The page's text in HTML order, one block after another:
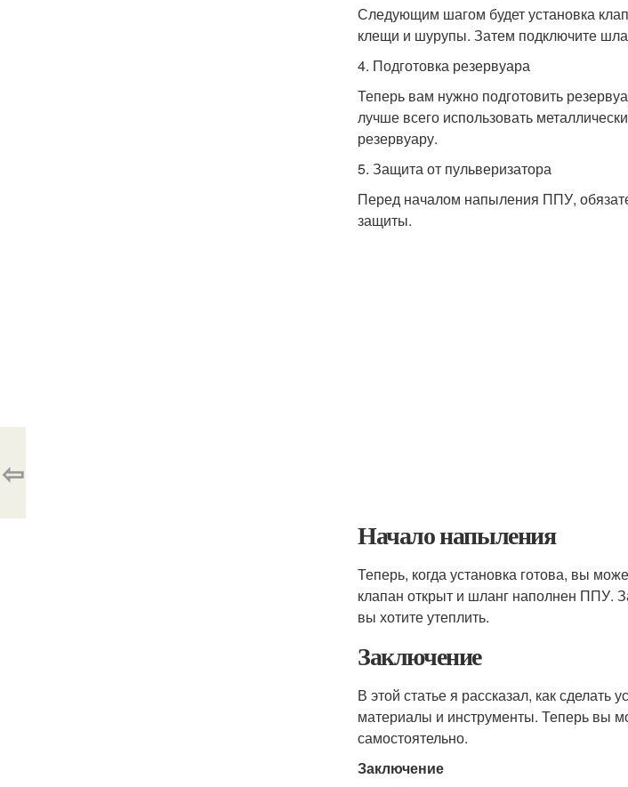
Следующим шагом будет установка
клещи и шурупы. Затем подключите
4. Подготовка резервуара
Теперь вам нужно подготовить
лучше всего использовать
резервуару.
5. Защита от пульверизатора
Перед началом напыления ППУ,
защиты.
Начало напыления
Теперь, когда установка готова, вы
клапан открыт и шланг наполнен ППУ.
вы хотите утеплить.
Заключение
В этой статье я рассказал, как
материалы и инструменты. Теперь вы
самостоятельно.
Заключение
⇦